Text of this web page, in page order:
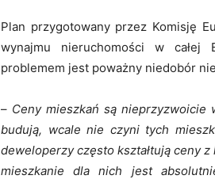
Plan przygotowany przez Komisję
wynajmu nieruchomości w całej
problemem jest poważny niedobór
– Ceny mieszkań są nieprzyzwoicie
budują, wcale nie czyni tych
deweloperzy często kształtują ceny
mieszkanie dla nich jest